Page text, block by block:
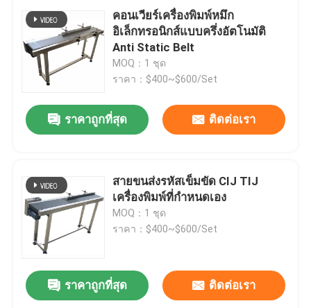
สินค้า
วิดีโอ
เกี่ยวกับเรา
การควบคุมคุณภาพ
ติดต่อเรา
ข่าว
คอนเวียร์เครื่องพิมพ์หมึก
อิเล็กทรอนิกส์แบบครึ่งอัตโนมัติ
Anti Static Belt
MOQ：1 ชุด
ราคา：$400~$600/Set
ราคาถูกที่สุด ติดต่อเรา
สายขนส่งรหัสเข็มขัด CIJ TIJ
เครื่องพิมพ์ที่กําหนดเอง
MOQ：1 ชุด
ราคา：$400~$600/Set
ราคาถูกที่สุด ติดต่อเรา